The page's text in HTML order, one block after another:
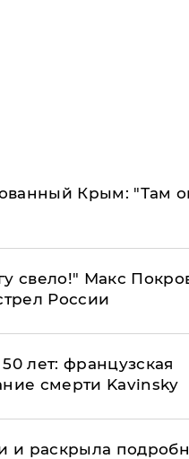
Крым: "Там
свело!" Макс
России
лет: французская
смерти Kavinsky
и раскрыла